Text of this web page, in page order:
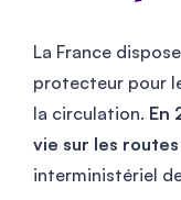
La France
protecteur pour
la circulation. En
vie sur les
interministériel